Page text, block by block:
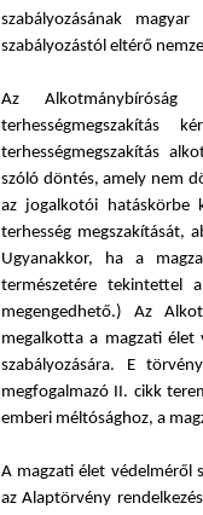
szabályozásának
szabályozástól eltérő
Az Alkotmánybíróság
terhességmegszakítás
terhességmegszakítás
szóló döntés, amely nem
az jogalkotói hatáskörbe
terhesség megszakítását,
Ugyanakkor, ha a
természetére tekintettel
megengedhető.) Az
megalkotta a magzati élet
szabályozására. E
megfogalmazó II. cikk
emberi méltósághoz, a
A magzati élet védelméről
az Alaptörvény